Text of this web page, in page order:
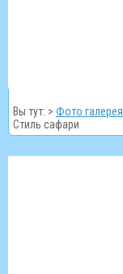
Вы тут: > Фото галерея
Стиль сафари